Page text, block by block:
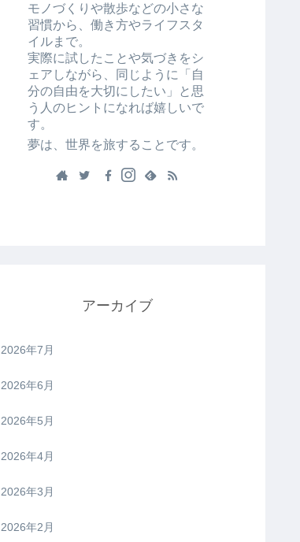
モノづくりや散歩などの小さな
習慣から、働き方やライフスタ
イルまで。
実際に試したことや気づきをシ
ェアしながら、同じように「自
分の自由を大切にしたい」と思
う人のヒントになれば嬉しいで
す。
夢は、世界を旅することです。
アーカイブ
2026年7月
2026年6月
2026年5月
2026年4月
2026年3月
2026年2月